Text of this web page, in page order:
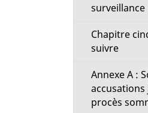
surveillance
Chapitre
suivre
Annexe A :
accusations
procès